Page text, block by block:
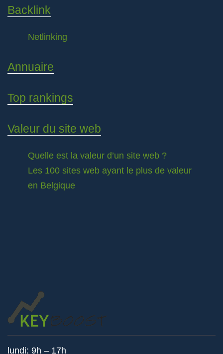
Backlink
Netlinking
Annuaire
Top rankings
Valeur du site web
Quelle est la valeur d’un site web ?
Les 100 sites web ayant le plus de valeur
en Belgique
lundi: 9h – 17h